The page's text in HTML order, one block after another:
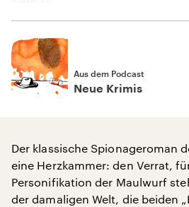
Aus dem Podcast
Neue Krimis
Der klassische Spionageroman
eine Herzkammer: den Verrat,
Personifikation der Maulwurf
der damaligen Welt, die beiden